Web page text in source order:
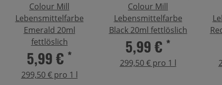
Colour Mill
Lebensmittelfarbe
Emerald 20ml
fettlöslich
5,99 € *
299,50 € pro 1 l
Colour Mill
Lebensmittelfarbe
Black 20ml fettlöslich
5,99 € *
299,50 € pro 1 l